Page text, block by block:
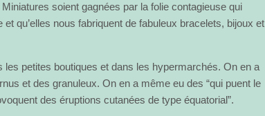
soient gagnées par la folie contagieuse qui
et qu’elles nous fabriquent de fabuleux bracelets, bijoux et
petites boutiques et dans les hypermarchés. On en a
et des granuleux. On en a même eu des “qui puent le
des éruptions cutanées de type équatorial”.